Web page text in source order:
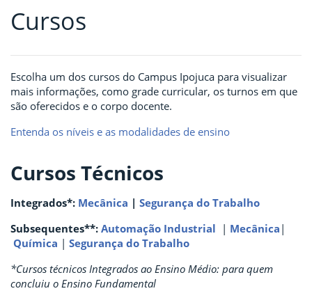
Fim da navegação
Início do conteúdo
Cursos
Escolha um dos cursos do Campus Ipojuca para visualizar
mais informações, como grade curricular, os turnos em que
são oferecidos e o corpo docente.
Entenda os níveis e as modalidades de ensino
Cursos Técnicos
Integrados*: Mecânica | Segurança do Trabalho
Subsequentes**: Automação Industrial | Mecânica |
Química | Segurança do Trabalho
*Cursos técnicos Integrados ao Ensino Médio: para quem
concluiu o Ensino Fundamental